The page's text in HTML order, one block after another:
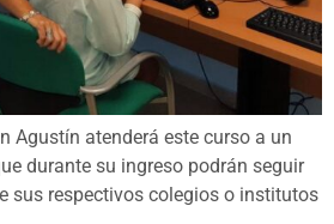
Agustín atenderá este curso a un
durante su ingreso podrán seguir
sus respectivos colegios o institutos